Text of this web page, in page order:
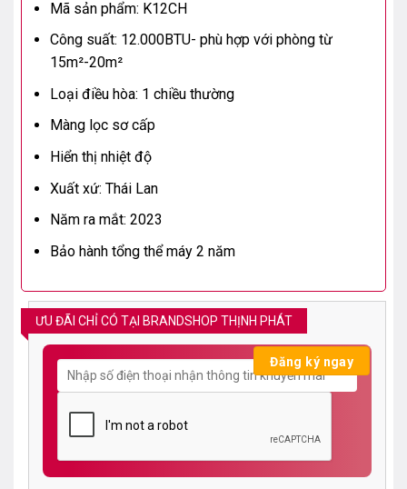
Mã sản phẩm: K12CH
Công suất: 12.000BTU- phù hợp với phòng từ
15m²-20m²
Loại điều hòa: 1 chiều thường
Màng lọc sơ cấp
Hiển thị nhiệt độ
Xuất xứ: Thái Lan
Năm ra mắt: 2023
Bảo hành tổng thể máy 2 năm
ƯU ĐÃI CHỈ CÓ TẠI BRANDSHOP THỊNH PHÁT